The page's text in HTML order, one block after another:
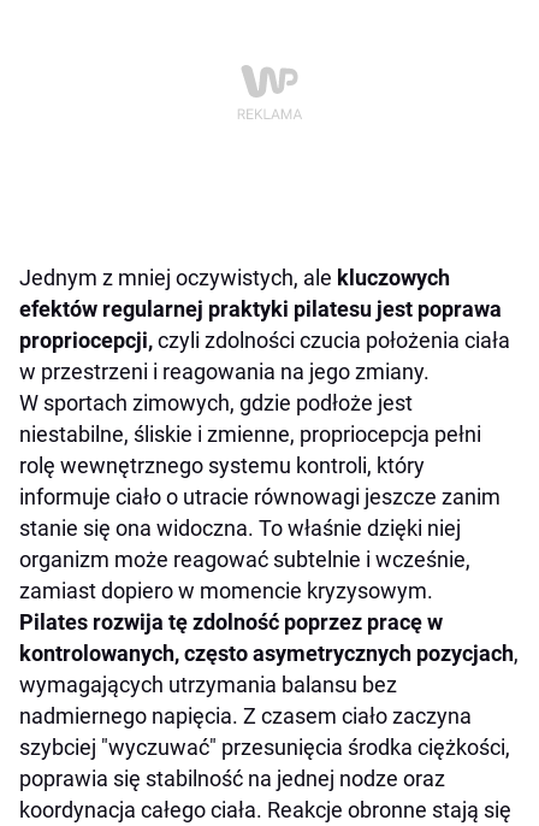
Jednym z mniej oczywistych, ale kluczowych
efektów regularnej praktyki pilatesu jest poprawa
propriocepcji,czyli zdolności czucia położenia ciała
w przestrzeni i reagowania na jego zmiany.
W sportach zimowych, gdzie podłoże jest
niestabilne, śliskie i zmienne, propriocepcja pełni
rolę wewnętrznego systemu kontroli, który
informuje ciało o utracie równowagi jeszcze zanim
stanie się ona widoczna. To właśnie dzięki niej
organizm może reagować subtelnie i wcześnie,
zamiast dopiero w momencie kryzysowym.
Pilates rozwija tę zdolność poprzez pracęw
kontrolowanych, często asymetrycznych pozycjach,
wymagających utrzymania balansu bez
nadmiernego napięcia. Z czasem ciało zaczyna
szybciej "wyczuwać" przesunięcia środka ciężkości,
poprawia się stabilność na jednej nodze oraz
koordynacja całego ciała. Reakcje obronne stają się